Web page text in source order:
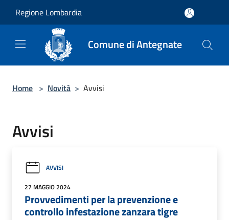
Regione Lombardia
Comune di Antegnate
Home > Novità > Avvisi
Avvisi
AVVISI
27 MAGGIO 2024
Provvedimenti per la prevenzione e
controllo infestazione zanzara tigre